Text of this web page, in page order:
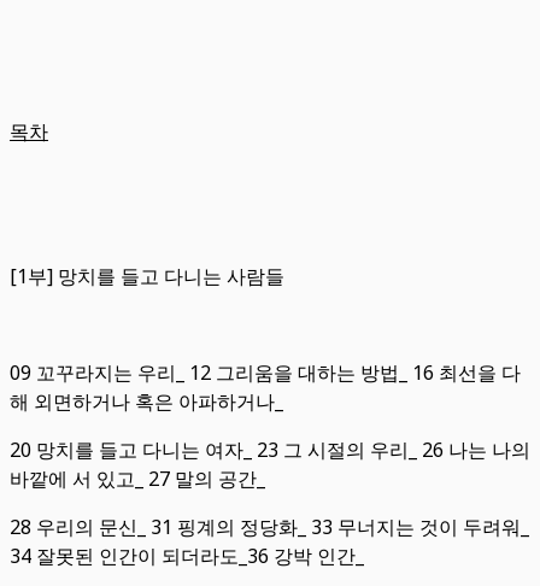
목차
[1부] 망치를 들고 다니는 사람들
09 꼬꾸라지는 우리_ 12 그리움을 대하는 방법_ 16 최선을 다
해 외면하거나 혹은 아파하거나_
20 망치를 들고 다니는 여자_ 23 그 시절의 우리_ 26 나는 나의
바깥에 서 있고_ 27 말의 공간_
28 우리의 문신_ 31 핑계의 정당화_ 33 무너지는 것이 두려워_
34 잘못된 인간이 되더라도_36 강박 인간_